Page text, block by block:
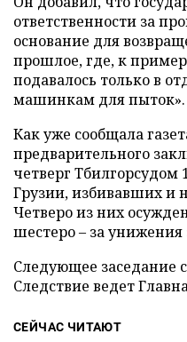
ответственности за
основание для
прошлое, где, к
подавалось только в
машинкам для пыток».
Как уже сообщала
предварительного
четверг Тбилгорсудом
Грузии, избивавших и
Четверо из них
шестеро – за
Следующее заседание
Следствие ведет
СЕЙЧАС ЧИТАЮТ